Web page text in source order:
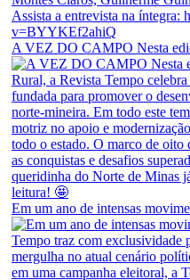
A VEZ DO CAMPO Nesta
Em um ano de intensas